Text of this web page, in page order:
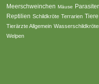
Meerschweinchen Mäuse
Reptilien Schildkröte Terrarien Tiere
Tierärzte Allgemein
Welpen